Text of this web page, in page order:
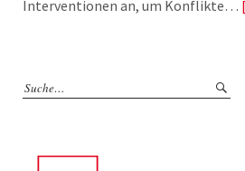
Interventionen an, um Konflikte…